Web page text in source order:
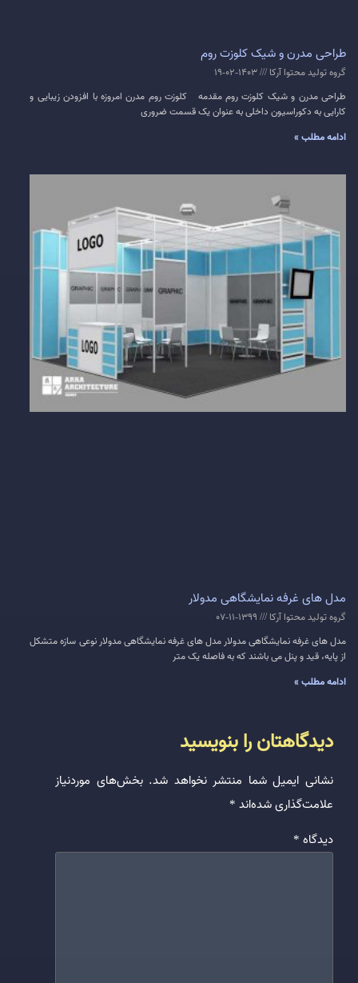
طراحی مدرن و شیک کلوزت روم
گروه تولید محتوا آرکا
طراحی مدرن و شیک کلوزت روم مقدمه کلوزت روم مدرن امروزه با افزودن زیبایی و
کارایی به دکوراسیون داخلی به عنوان یک قسمت ضروری
ادامه مطلب »
مدل های غرفه نمایشگاهی مدولار
گروه تولید محتوا آرکا
مدل های غرفه نمایشگاهی مدولار مدل های غرفه نمایشگاهی مدولار نوعی سازه متشکل
از پایه، قید و پنل می باشند که به فاصله یک متر
ادامه مطلب »
دیدگاهتان را بنویسید
نشانی ایمیل شما منتشر نخواهد شد. بخش‌های موردنیاز
علامت‌گذاری شده‌اند *
دیدگاه *